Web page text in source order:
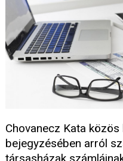
Chovanecz Kata
bejegyzésében arról